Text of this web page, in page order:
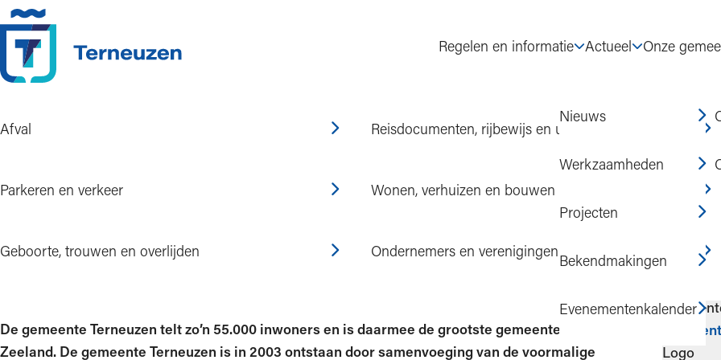
Ga naar de inhoud
Regelen en informatie
Afval Reisdocumenten, rijbewijs en uittreksels
Parkeren en verkeer Wonen, verhuizen en bouwen
Geboorte, trouwen en overlijden Ondernemers en verenigingen
Actueel
Nieuws
Werkzaamheden
Projecten
Bekendmakingen
Evenementenkalender
Onze
Home Geografie, wapen, vlag en logo
Geografie, wapen, vlag en logo
De gemeente Terneuzen telt zo’n 55.000 inwoners en is daarmee de grootste gemeente van
Zeeland. De gemeente Terneuzen is in 2003 ontstaan door samenvoeging van de voormalige
Op
Logo